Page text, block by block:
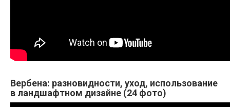
Вербена: разновидности, уход, использование
в ландшафтном дизайне (24 фото)